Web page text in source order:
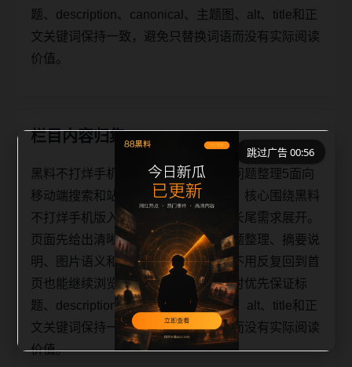
题、description、canonical、主题图、alt、title和正
文关键词保持一致，避免只替换词语而没有实际阅读
价值。
栏目内容归集
黑料不打烊手机版入口黑料合集相关问题整理5面向
移动端搜索和站内连续阅读场景整理，核心围绕黑料
不打烊手机版入口、黑料合集和相关长尾需求展开。
页面先给出清晰主题，再补充相关问题整理、摘要说
明、图片语义和可点击入口，让用户不用反复回到首
页也能继续浏览同类内容。每日更新时优先保证标
题、description、canonical、主题图、alt、title和正
文关键词保持一致，避免只替换词语而没有实际阅读
价值。
跳过广告 00:56